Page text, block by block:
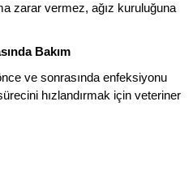
zarar vermez, ağız kuruluğuna
Bakım
ve sonrasında enfeksiyonu
hızlandırmak için veteriner